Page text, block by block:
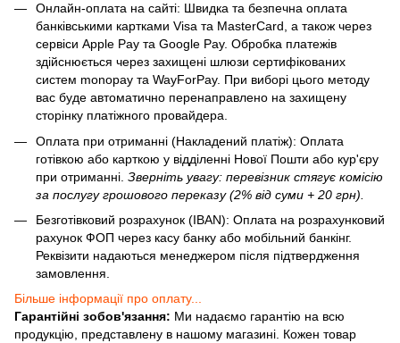
Онлайн-оплата на сайті: Швидка та безпечна оплата
банківськими картками Visa та MasterCard, а також через
сервіси Apple Pay та Google Pay. Обробка платежів
здійснюється через захищені шлюзи сертифікованих
систем monopay та WayForPay. При виборі цього методу
вас буде автоматично перенаправлено на захищену
сторінку платіжного провайдера.
Оплата при отриманні (Накладений платіж): Оплата
готівкою або карткою у відділенні Нової Пошти або кур'єру
при отриманні. Зверніть увагу: перевізник стягує комісію
за послугу грошового переказу (2% від суми + 20 грн).
Безготівковий розрахунок (IBAN): Оплата на розрахунковий
рахунок ФОП через касу банку або мобільний банкінг.
Реквізити надаються менеджером після підтвердження
замовлення.
Більше інформації про оплату...
Гарантійні зобов'язання: Ми надаємо гарантію на всю
продукцію, представлену в нашому магазині. Кожен товар